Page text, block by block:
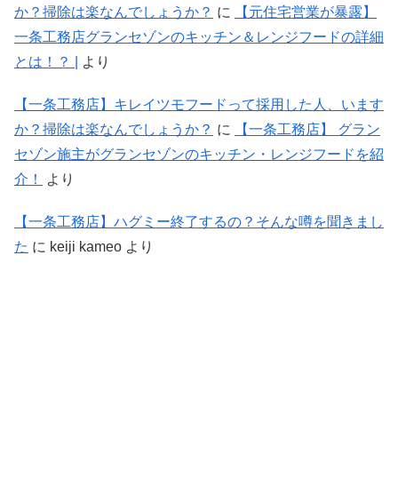
か？掃除は楽なんでしょうか？ に
【元住宅営業が暴露】
一条工務店グランセゾンのキッチン＆レンジフードの詳細
とは！？ |
より
【一条工務店】キレイツモフードって採用した人、います
か？掃除は楽なんでしょうか？ に
【一条工務店】 グラン
セゾン施主がグランセゾンのキッチン・レンジフードを紹
介！
より
【一条工務店】ハグミー終了するの？そんな噂を聞きまし
た に keiji kameo より